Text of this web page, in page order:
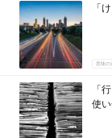
「
意味の
「
使